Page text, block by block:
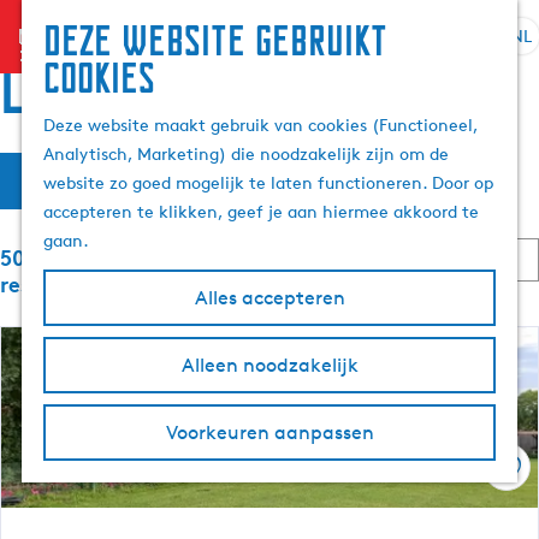
Deze website gebruikt
cookies
Deze website maakt gebruik van cookies (Functioneel,
Analytisch, Marketing) die noodzakelijk zijn om de
website zo goed mogelijk te laten functioneren. Door op
accepteren te klikken, geef je aan hiermee akkoord te
gaan.
Alles accepteren
Alleen noodzakelijk
Voorkeuren aanpassen
menu
G
a
n
a
a
r
e
o
e
e
e
S
r
a
l
H
u
i
d
NL
Locaties
a
t
z
o
e
k
Filter
r
t
e
e
r
o
p
:
5065 t/m 5088 van 6059
resultaten
S
o
t
e
e
r
o
p
: